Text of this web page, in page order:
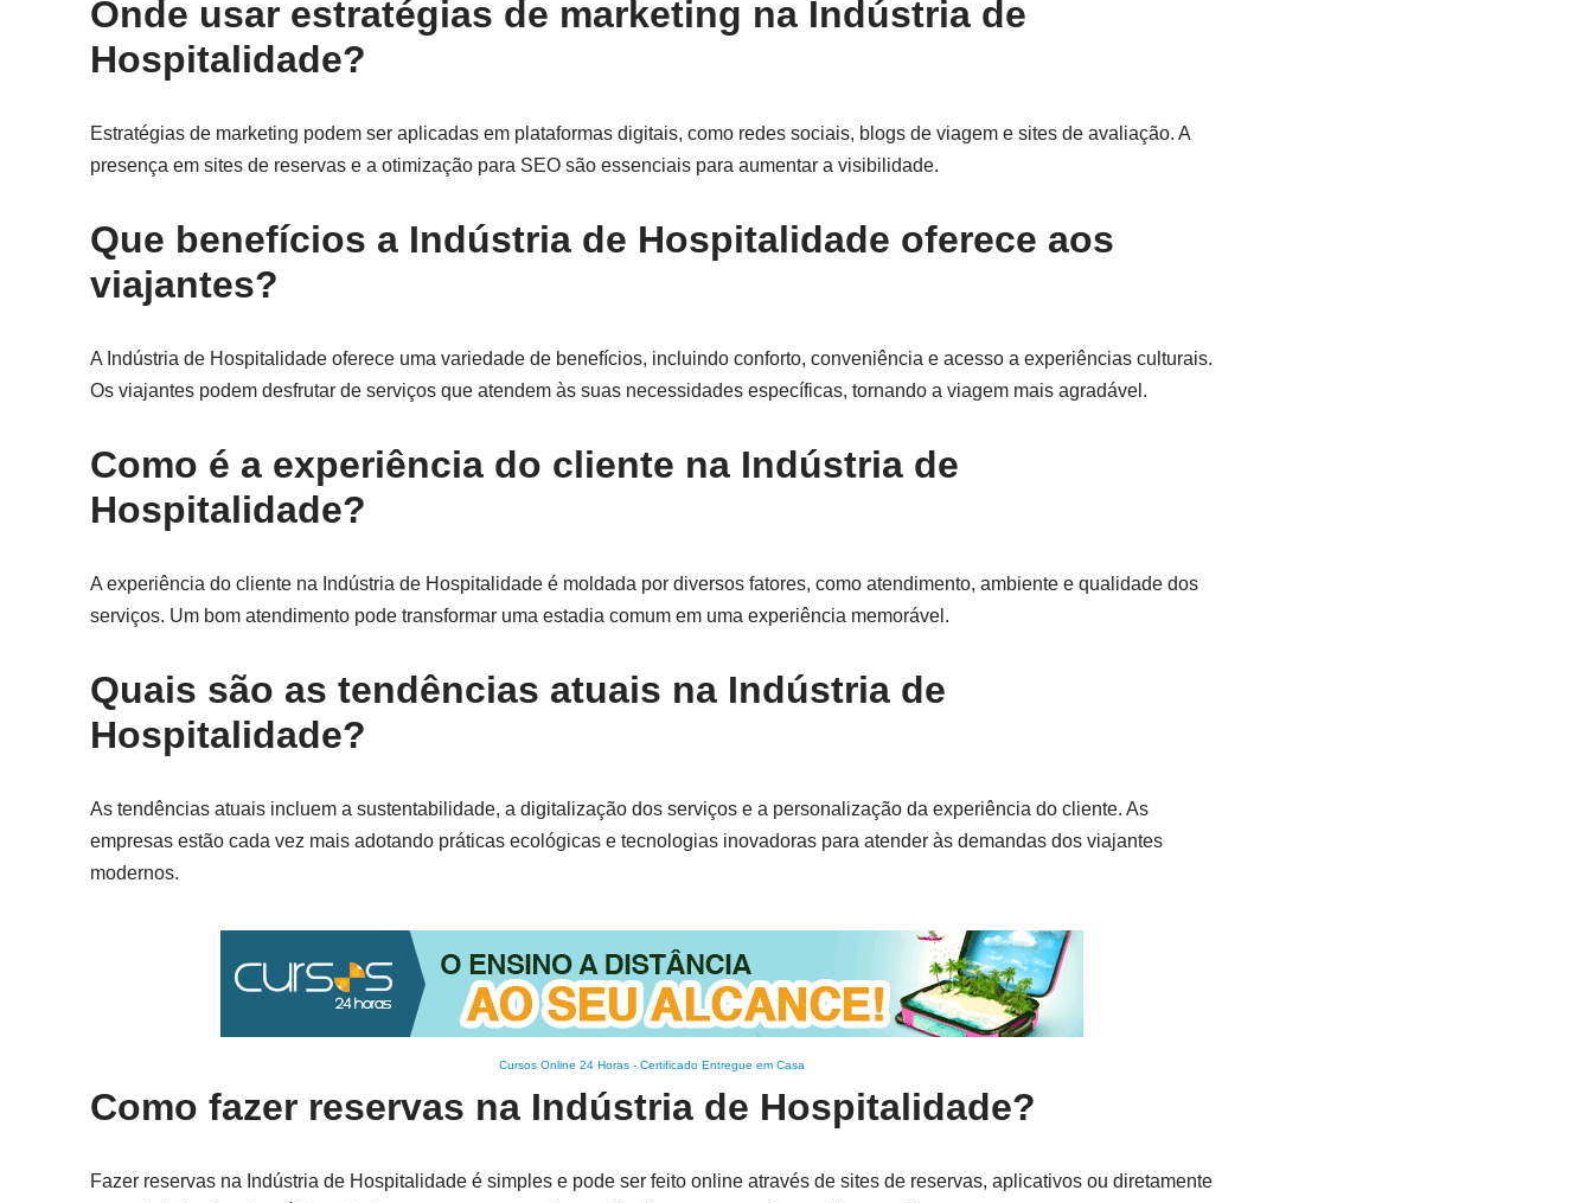
Onde usar estratégias de marketing na Indústria de
Hospitalidade?
Estratégias de marketing podem ser aplicadas em plataformas digitais, como redes sociais, blogs de viagem e sites de avaliação. A
presença em sites de reservas e a otimização para SEO são essenciais para aumentar a visibilidade.
Que benefícios a Indústria de Hospitalidade oferece aos
viajantes?
A Indústria de Hospitalidade oferece uma variedade de benefícios, incluindo conforto, conveniência e acesso a experiências culturais.
Os viajantes podem desfrutar de serviços que atendem às suas necessidades específicas, tornando a viagem mais agradável.
Como é a experiência do cliente na Indústria de
Hospitalidade?
A experiência do cliente na Indústria de Hospitalidade é moldada por diversos fatores, como atendimento, ambiente e qualidade dos
serviços. Um bom atendimento pode transformar uma estadia comum em uma experiência memorável.
Quais são as tendências atuais na Indústria de
Hospitalidade?
As tendências atuais incluem a sustentabilidade, a digitalização dos serviços e a personalização da experiência do cliente. As
empresas estão cada vez mais adotando práticas ecológicas e tecnologias inovadoras para atender às demandas dos viajantes
modernos.
Cursos Online 24 Horas- Certificado Entregue em Casa
Como fazer reservas na Indústria de Hospitalidade?
Fazer reservas na Indústria de Hospitalidade é simples e pode ser feito online através de sites de reservas, aplicativos ou diretamente